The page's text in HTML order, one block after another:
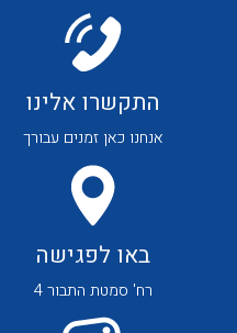
לכל מוצרי היצרן
התקשרו אלינו
אנחנו כאן זמנים עבורך
באו לפגישה
רח' סמטת התבור 4